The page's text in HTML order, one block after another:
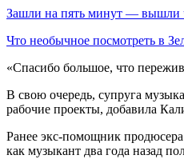
Зашли на пять минут — вышли
Что необычное посмотреть в
«Спасибо большое, что
В свою очередь, супруга
рабочие проекты, добавила
Ранее экс-помощник
как музыкант два года назад